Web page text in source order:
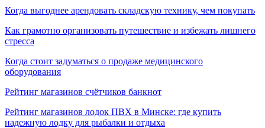
Когда выгоднее арендовать складскую технику, чем покупать
Как грамотно организовать путешествие и избежать лишнего
стресса
Когда стоит задуматься о продаже медицинского
оборудования
Рейтинг магазинов счётчиков банкнот
Рейтинг магазинов лодок ПВХ в Минске: где купить
надежную лодку для рыбалки и отдыха